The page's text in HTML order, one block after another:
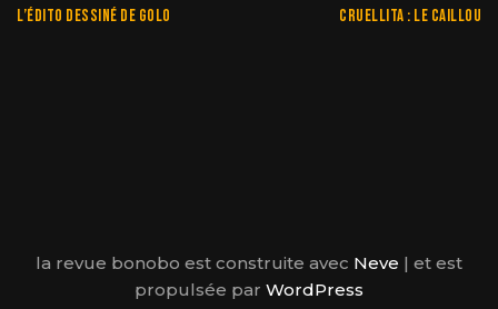
L’édito dessiné de Golo Cruellita : le caillou
la revue bonobo est construite avec Neve | et est
propulsée par WordPress